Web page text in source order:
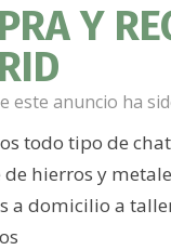
Y
este anuncio ha
todo tipo de
hierros y
a domicilio a